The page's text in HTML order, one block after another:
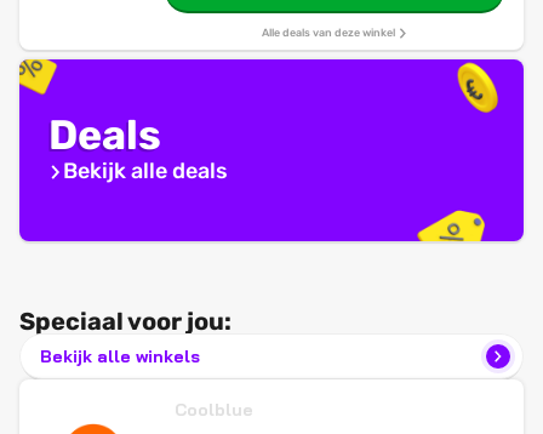
Alle deals van deze winkel
Deals
Bekijk alle deals
Speciaal voor jou:
Bekijk alle winkels
Coolblue